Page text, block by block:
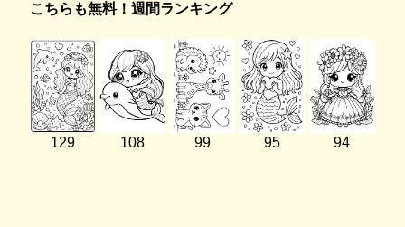
こちらも無料！週間ランキング
129 108 99 95 94